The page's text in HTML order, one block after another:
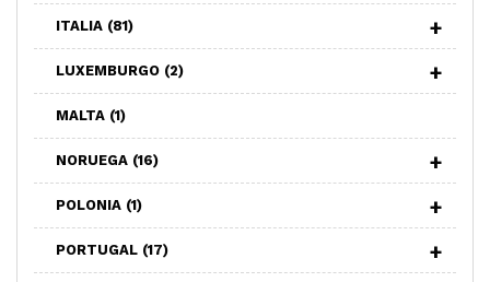
ITALIA (81)
LUXEMBURGO (2)
MALTA (1)
NORUEGA (16)
POLONIA (1)
PORTUGAL (17)